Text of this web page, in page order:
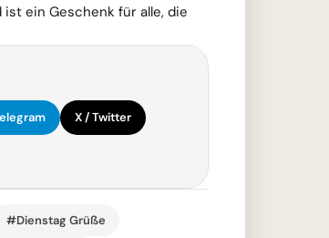
ein Geschenk für alle, die
X / Twitter
#Dienstag Grüße